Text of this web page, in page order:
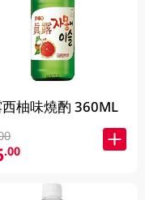
柚味燒酌 360ML
.00